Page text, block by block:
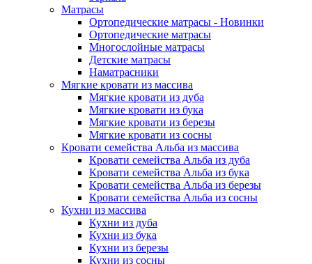
Матрасы
Ортопедические матрасы - Новинки
Ортопедические матрасы
Многослойные матрасы
Детские матрасы
Наматрасники
Мягкие кровати из массива
Мягкие кровати из дуба
Мягкие кровати из бука
Мягкие кровати из березы
Мягкие кровати из сосны
Кровати семейства Альба из массива
Кровати семейства Альба из дуба
Кровати семейства Альба из бука
Кровати семейства Альба из березы
Кровати семейства Альба из сосны
Кухни из массива
Кухни из дуба
Кухни из бука
Кухни из березы
Кухни из сосны